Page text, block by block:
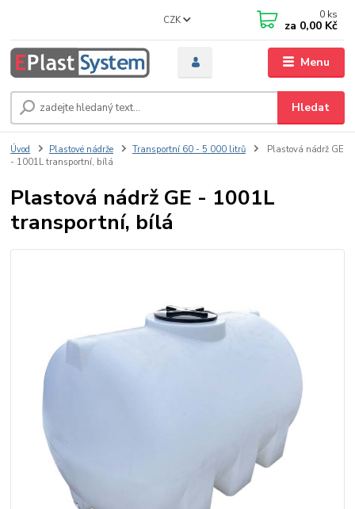
Menu
CZK
Hledat
0 ks
za 0,00 Kč
Úvod Plastové nádrže Transportní 60 - 5 000 litrů
Plastová nádrž GE
- 1001L transportní, bílá
Plastová nádrž GE - 1001L
transportní, bílá